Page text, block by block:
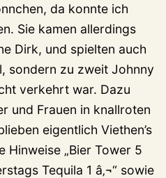
da konnte ich
Sie kamen allerdings
Dirk, und spielten auch
sondern zu zweit Johnny
verkehrt war. Dazu
und Frauen in knallroten
eigentlich Viethen’s
Hinweise „Bier Tower 5
Tequila 1 â‚¬“ sowie